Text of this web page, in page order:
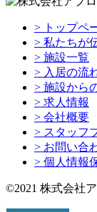
> トップペ
> 私たちが
> 施設一覧
> 入居の流
> 施設から
> 求人情報
> 会社概要
> スタッフ
> お問い合
> 個人情報
©2021 株式会社